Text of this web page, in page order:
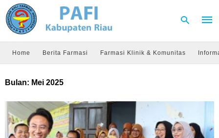
Home Berita Farmasi Farmasi Klinik & Komunitas
Bulan: Mei 2025